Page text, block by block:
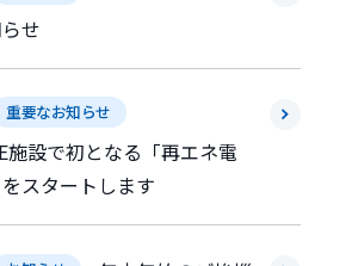
せ
重要なお知らせ
施設で初となる「再エネ電
スタートします